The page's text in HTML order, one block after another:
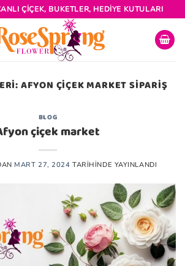
ÇIÇEK, BUKETLER, HEDIYE KUTULARI
AFYON ÇIÇEK MARKET SIPARIŞ
BLOG
çiçek market
MART 27, 2024 TARIHINDE YAYINLANDI